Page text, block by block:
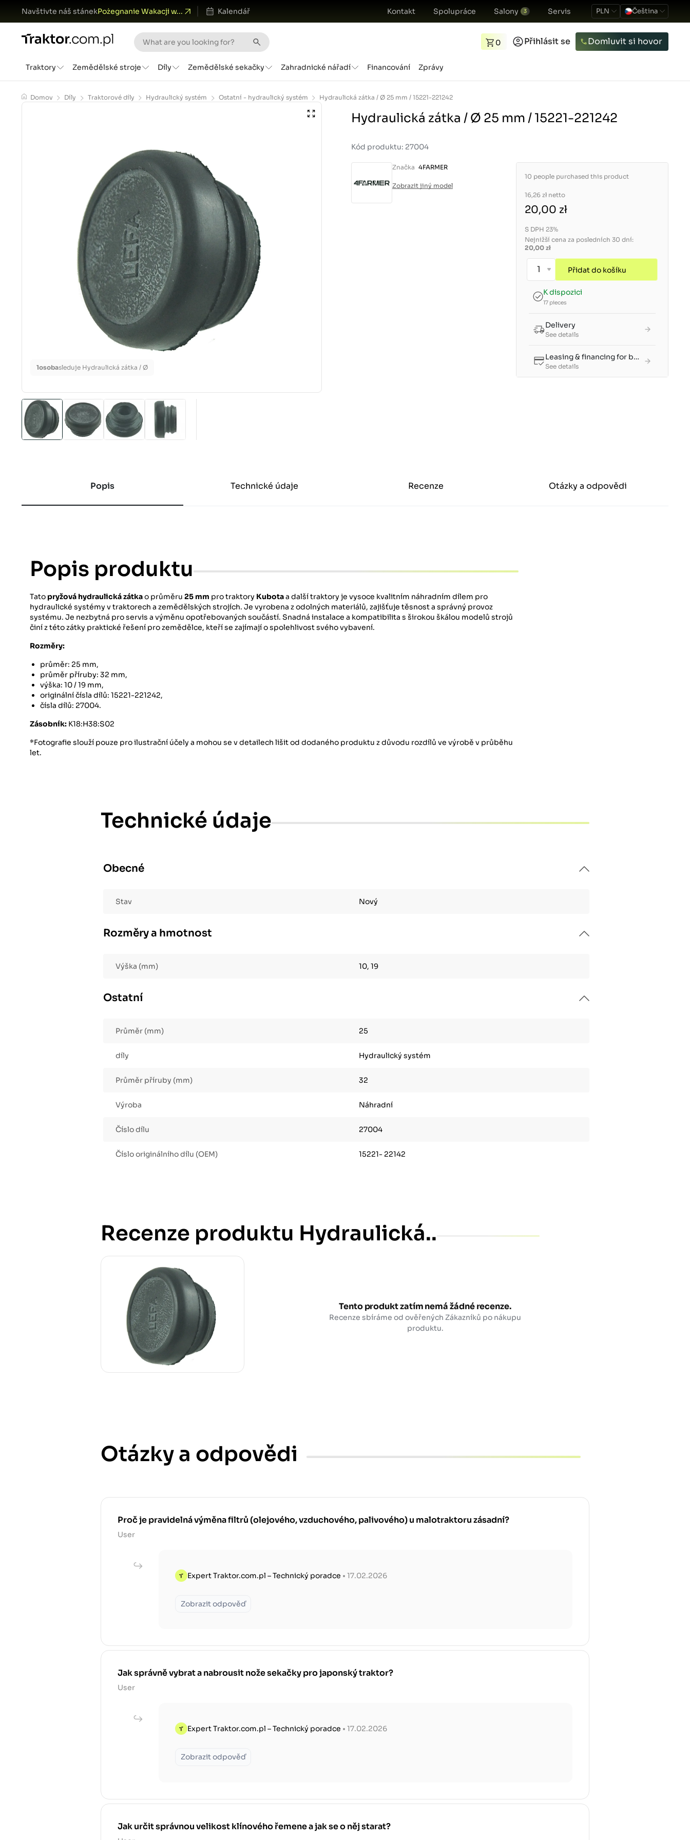
Navštivte náš stánekPożegnanie Wakacji w... Kalendář Kontakt Spolupráce Salony 3 Servis PLN Čeština
0 Přihlásit se Domluvit si hovor
Traktory Zemědělské stroje Díly Zemědělské sekačky Zahradnické nářadí Financování Zprávy
Domov Díly Traktorové díly Hydraulický systém Ostatní - hydraulický systém Hydraulická zátka / Ø 25 mm / 15221-221242
1osobasleduje Hydraulická zátka / Ø
Hydraulická zátka / Ø 25 mm / 15221-221242
Kód produktu: 27004
Značka 4FARMER
Zobrazit jiný model
10 people purchased this product
16,26 zł netto
20,00 zł
S DPH 23%
Nejnižší cena za posledních 30 dní:
20,00 zł
Přidat do košíku
K dispozici
17 pieces
Delivery
See details
Leasing & financing for businesses
See details
Popis Technické údaje Recenze Otázky a odpovědi
Popis produktu
Tato pryžová hydraulická zátkao průměru 25 mm pro traktory Kubotaa další traktory je vysoce kvalitním náhradním dílem pro
hydraulické systémy v traktorech a zemědělských strojích. Je vyrobena z odolných materiálů, zajišťuje těsnost a správný provoz
systému. Je nezbytná pro servis a výměnu opotřebovaných součástí. Snadná instalace a kompatibilita s širokou škálou modelů strojů
činí z této zátky praktické řešení pro zemědělce, kteří se zajímají o spolehlivost svého vybavení.
Rozměry:
průměr: 25 mm,
průměr příruby: 32 mm,
výška: 10 / 19 mm,
originální čísla dílů: 15221-221242,
čísla dílů: 27004.
Zásobník: K18:H38:S02
*Fotografie slouží pouze pro ilustrační účely a mohou se v detailech lišit od dodaného produktu z důvodu rozdílů ve výrobě v průběhu
let.
Technické údaje
Obecné
Stav Nový
Rozměry a hmotnost
Výška (mm) 10, 19
Ostatní
Průměr (mm) 25
díly Hydraulický systém
Průměr příruby (mm) 32
Výroba Náhradní
Číslo dílu 27004
Číslo originálního dílu (OEM) 15221- 22142
Recenze produktu Hydraulická..
Tento produkt zatím nemá žádné recenze.
Recenze sbíráme od ověřených Zákazníků po nákupu
produktu.
Otázky a odpovědi
Proč je pravidelná výměna filtrů (olejového, vzduchového, palivového) u malotraktoru zásadní?
User
Expert Traktor.com.pl – Technický poradce • 17.02.2026
Zobrazit odpověď
Jak správně vybrat a nabrousit nože sekačky pro japonský traktor?
User
Expert Traktor.com.pl – Technický poradce • 17.02.2026
Zobrazit odpověď
Jak určit správnou velikost klínového řemene a jak se o něj starat?